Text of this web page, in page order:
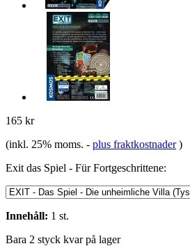
165 kr
(inkl. 25% moms. - plus fraktkostnader )
Exit das Spiel - Für Fortgeschrittene:
Innehåll: 1 st.
Bara 2 styck kvar på lager